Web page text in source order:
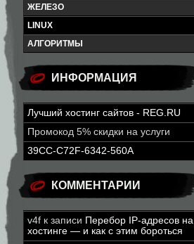
ЖЕЛЕЗО
LINUX
АЛГОРИТМЫ
ИНФОРМАЦИЯ
Лучший хостинг сайтов - REG.RU
Промокод 5% скидки на услуги
39CC-C72F-6342-560A
КОММЕНТАРИИ
v4f к записи Перебор IP-адресов на
хостинге — и как с этим бороться